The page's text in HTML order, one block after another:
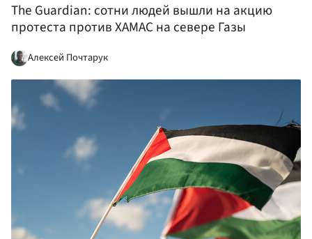
The Guardian: сотни людей вышли на акцию
протеста против ХАМАС на севере Газы
Алексей Почтарук